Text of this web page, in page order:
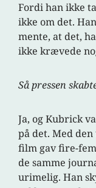
Fordi han ikke
ikke om det.
mente, at det,
ikke krævede
Så pressen
Ja, og Kubrick
på det. Med
film gav fire-
de samme
urimelig. Han